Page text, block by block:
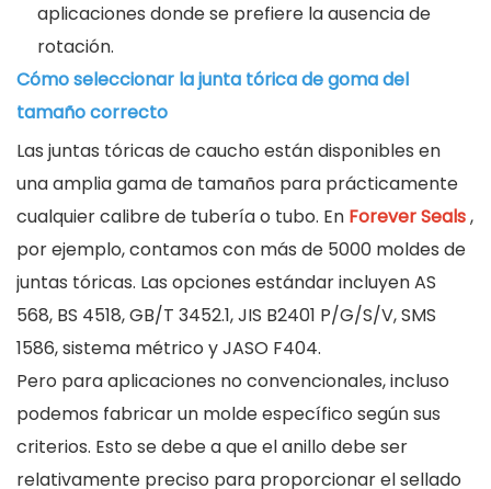
aplicaciones donde se prefiere la ausencia de
rotación.
Cómo seleccionar la junta tórica de goma del
tamaño correcto
Las juntas tóricas de caucho están disponibles en
una amplia gama de tamaños para prácticamente
cualquier calibre de tubería o tubo. En Forever Seals,
por ejemplo, contamos con más de 5000 moldes de
juntas tóricas. Las opciones estándar incluyen AS
568, BS 4518, GB/T 3452.1, JIS B2401 P/G/S/V, SMS
1586, sistema métrico y JASO F404.
Pero para aplicaciones no convencionales, incluso
podemos fabricar un molde específico según sus
criterios. Esto se debe a que el anillo debe ser
relativamente preciso para proporcionar el sellado